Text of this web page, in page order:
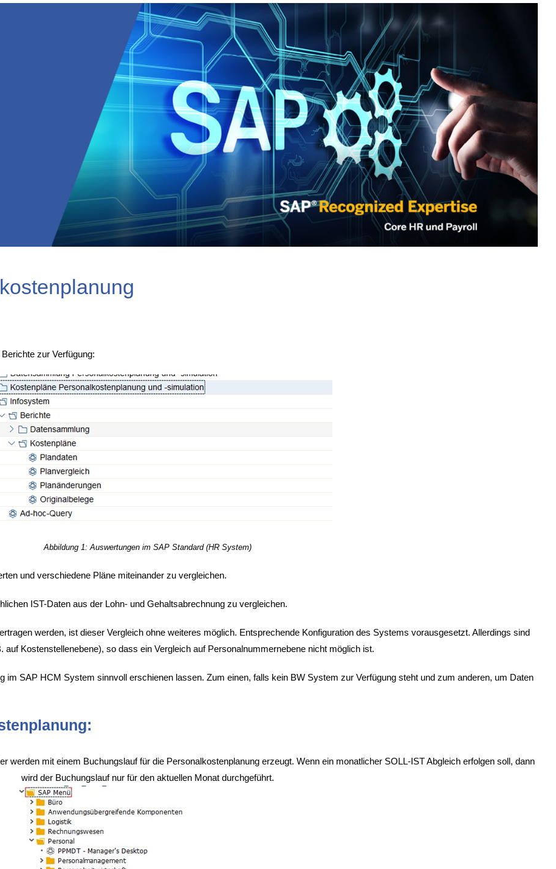
zur Verfügung:
Abbildung 1: Auswertungen im SAP Standard (HR System)
und verschiedene Pläne miteinander zu vergleichen.
IST-Daten aus der Lohn- und Gehaltsabrechnung zu vergleichen.
werden, ist dieser Vergleich ohne weiteres möglich. Entsprechende Konfiguration des Systems vorausgesetzt. Allerdings sind
Kostenstellenebene), so dass ein Vergleich auf Personalnummernebene nicht möglich ist.
im SAP HCM System sinnvoll erschienen lassen. Zum einen, falls kein BW System zur Verfügung steht und zum anderen, um Daten
werden mit einem Buchungslauf für die Personalkostenplanung erzeugt. Wenn ein monatlicher SOLL-IST Abgleich erfolgen soll, dann
wird der Buchungslauf nur für den aktuellen Monat durchgeführt.